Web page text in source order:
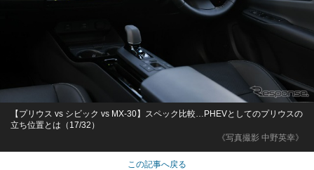
《写真撮影 中野英幸》
【プリウス vs シビック vs MX-30】スペック比較…PHEVとしてのプリウスの
立ち位置とは（17/32）
この記事へ戻る